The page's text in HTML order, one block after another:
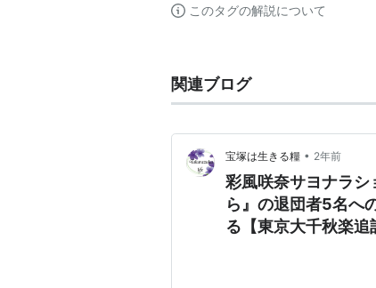
このタグの解説について
関連ブログ
宝塚は生きる糧 • 2年前
彩風咲奈サヨナラ
ら』の退団者5名へ
る【東京大千秋楽追